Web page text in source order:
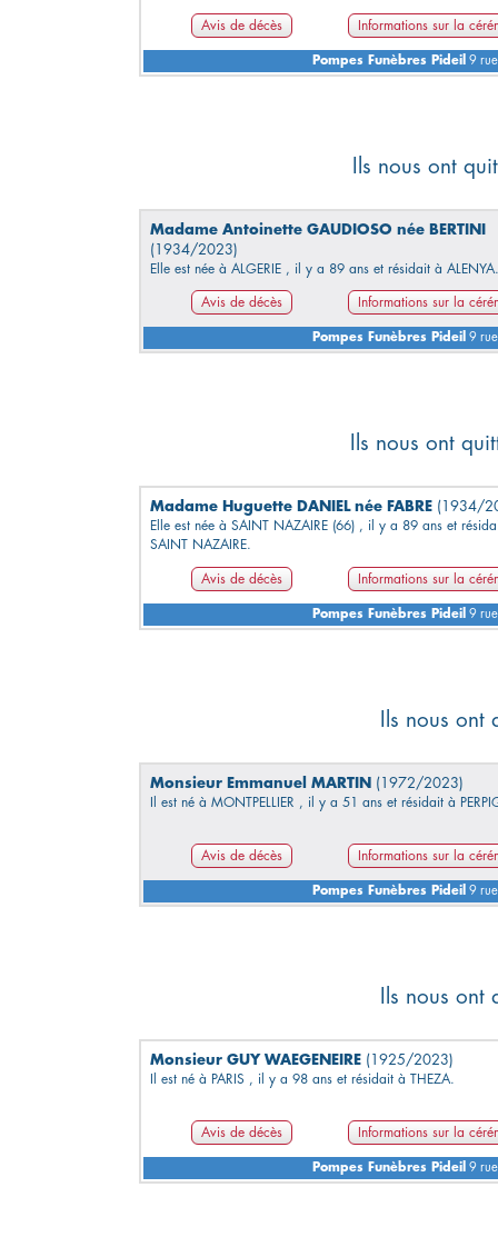
Avis de décès Informations sur la
Pompes Funèbres Pideil 9
Ils nous ont
Madame Antoinette GAUDIOSO née BERTINI
(1934/2023)
Elle est née à ALGERIE , il y a 89 ans et résidait à ALENYA.
Avis de décès Informations sur la
Pompes Funèbres Pideil 9
Ils nous ont
Madame Huguette DANIEL née FABRE (1934/
Elle est née à SAINT NAZAIRE (66) , il y a 89 ans et
SAINT NAZAIRE.
Avis de décès Informations sur la
Pompes Funèbres Pideil 9
Ils nous
Monsieur Emmanuel MARTIN (1972/2023)
Il est né à MONTPELLIER , il y a 51 ans et résidait à
Avis de décès Informations sur la
Pompes Funèbres Pideil 9
Ils nous
Monsieur GUY WAEGENEIRE (1925/2023)
Il est né à PARIS , il y a 98 ans et résidait à THEZA.
Avis de décès Informations sur la
Pompes Funèbres Pideil 9